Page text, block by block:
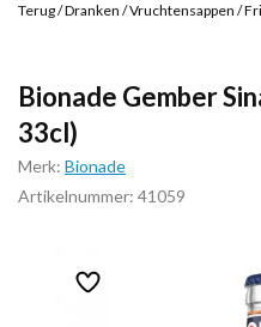
Terug/Dranken /Vruchtensappen /
Bionade Gember
33cl)
Merk: Bionade
Artikelnummer: 41059